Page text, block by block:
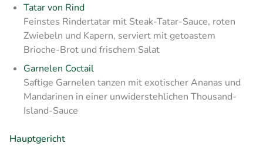
Tatar von Rind
Feinstes Rindertatar mit Steak-Tatar-Sauce, roten
Zwiebeln und Kapern, serviert mit getoastem
Brioche-Brot und frischem Salat
Garnelen Coctail
Saftige Garnelen tanzen mit exotischer Ananas und
Mandarinen in einer unwiderstehlichen Thousand-
Island-Sauce
Hauptgericht